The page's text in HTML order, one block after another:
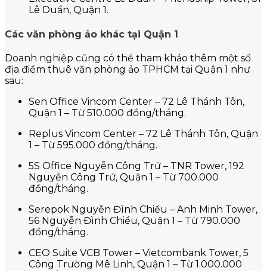
Lê Duẩn, Quận 1.
Các văn phòng ảo khác tại Quận 1
Doanh nghiệp cũng có thể tham khảo thêm một số
địa điểm thuê văn phòng ảo TPHCM tại Quận 1 như
sau:
Sen Office Vincom Center – 72 Lê Thánh Tôn,
Quận 1 – Từ 510.000 đồng/tháng.
Replus Vincom Center – 72 Lê Thánh Tôn, Quận
1 – Từ 595.000 đồng/tháng.
5S Office Nguyễn Công Trứ – TNR Tower, 192
Nguyễn Công Trứ, Quận 1 – Từ 700.000
đồng/tháng.
Serepok Nguyễn Đình Chiểu – Anh Minh Tower,
56 Nguyễn Đình Chiểu, Quận 1 – Từ 790.000
đồng/tháng.
CEO Suite VCB Tower – Vietcombank Tower, 5
Công Trường Mê Linh, Quận 1 – Từ 1.000.000